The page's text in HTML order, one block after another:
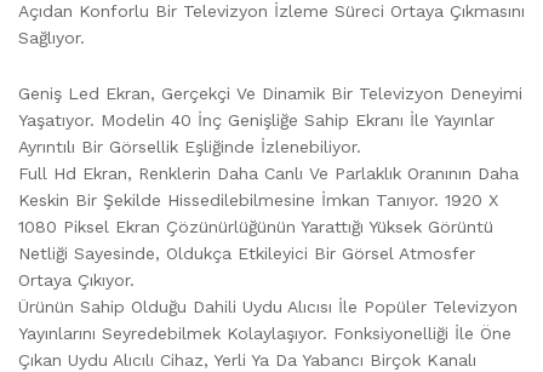
Açıdan Konforlu Bir Televizyon İzleme Süreci Ortaya Çıkmasını
Sağlıyor.
Geniş Led Ekran, Gerçekçi Ve Dinamik Bir Televizyon Deneyimi
Yaşatıyor. Modelin 40 İnç Genişliğe Sahip Ekranı İle Yayınlar
Ayrıntılı Bir Görsellik Eşliğinde İzlenebiliyor.
Full Hd Ekran, Renklerin Daha Canlı Ve Parlaklık Oranının Daha
Keskin Bir Şekilde Hissedilebilmesine İmkan Tanıyor. 1920 X
1080 Piksel Ekran Çözünürlüğünün Yarattığı Yüksek Görüntü
Netliği Sayesinde, Oldukça Etkileyici Bir Görsel Atmosfer
Ortaya Çıkıyor.
Ürünün Sahip Olduğu Dahili Uydu Alıcısı İle Popüler Televizyon
Yayınlarını Seyredebilmek Kolaylaşıyor. Fonksiyonelliği İle Öne
Çıkan Uydu Alıcılı Cihaz, Yerli Ya Da Yabancı Birçok Kanalı